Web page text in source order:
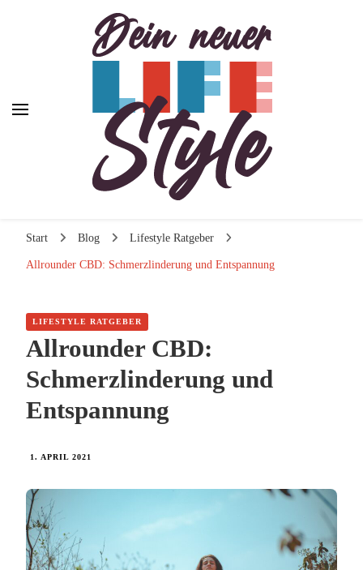
Dein neuer Lifestyle
Start Blog Lifestyle Ratgeber
Allrounder CBD: Schmerzlinderung und Entspannung
LIFESTYLE RATGEBER
Allrounder CBD:
Schmerzlinderung und
Entspannung
1. APRIL 2021